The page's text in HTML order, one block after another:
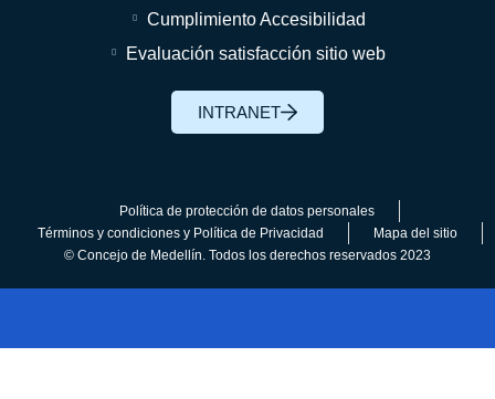
Cumplimiento Accesibilidad
Evaluación satisfacción sitio web
INTRANET
Política de protección de datos personales
Términos y condiciones y Política de Privacidad
Mapa del sitio
© Concejo de Medellín. Todos los derechos reservados 2023